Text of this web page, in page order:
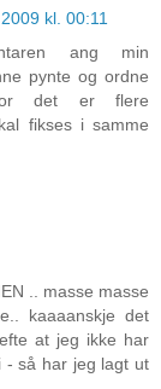
kl. 00:11
ang min
pynte og ordne
det er flere
fikses i samme
.. masse masse
kaaaanskje det
at jeg ikke har
- så har jeg lagt ut